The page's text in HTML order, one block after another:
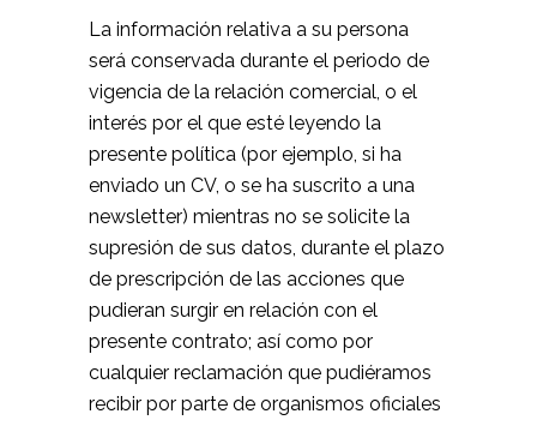
La información relativa a su persona
será conservada durante el periodo de
vigencia de la relación comercial, o el
interés por el que esté leyendo la
presente política (por ejemplo, si ha
enviado un CV, o se ha suscrito a una
newsletter) mientras no se solicite la
supresión de sus datos, durante el plazo
de prescripción de las acciones que
pudieran surgir en relación con el
presente contrato; así como por
cualquier reclamación que pudiéramos
recibir por parte de organismos oficiales